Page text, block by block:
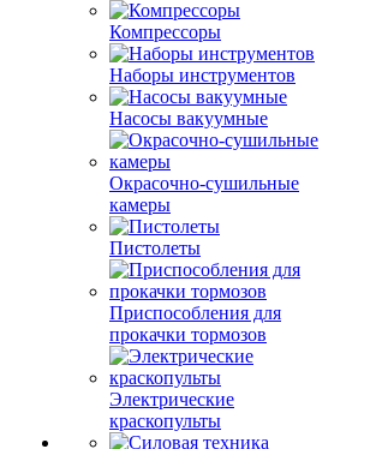
Компрессоры
Наборы инструментов
Насосы вакуумные
Окрасочно-сушильные
камеры
Пистолеты
Приспособления для
прокачки тормозов
Электрические
краскопульты